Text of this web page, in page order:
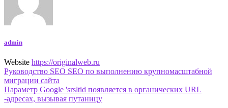
admin
Website https://originalweb.ru
Навигация
по
записям
Руководство SEO SEO по выполнению крупномасштабной
миграции сайта
Параметр Google 'srsltid появляется в органических URL
-адресах, вызывая путаницу